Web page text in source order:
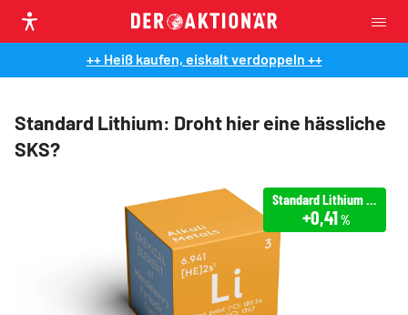
++ Heiß kaufen, eiskalt verdoppeln ++
Standard Lithium: Droht hier eine hässliche
SKS?
Standard Lithium Ltd
+0,41%